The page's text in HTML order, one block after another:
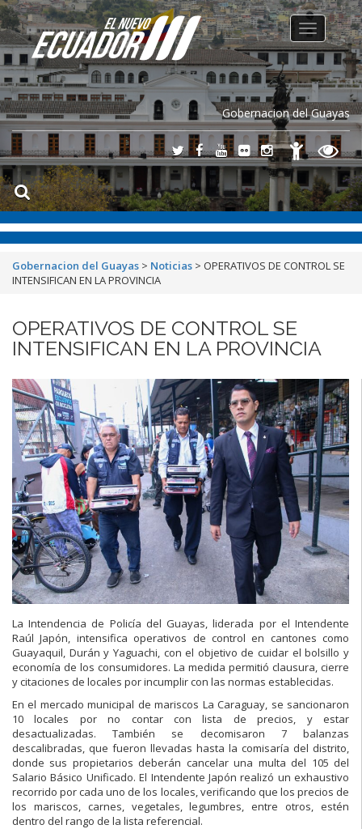
Gobernacion del Guayas
Toggle
navigation
Gobernacion del Guayas > Noticias > OPERATIVOS DE CONTROL SE
INTENSIFICAN EN LA PROVINCIA
OPERATIVOS DE CONTROL SE
INTENSIFICAN EN LA PROVINCIA
La Intendencia de Policía del Guayas, liderada por el Intendente
Raúl Japón, intensifica operativos de control en cantones como
Guayaquil, Durán y Yaguachi, con el objetivo de cuidar el bolsillo y
economía de los consumidores. La medida permitió clausura, cierre
y citaciones de locales por incumplir con las normas establecidas.
En el mercado municipal de mariscos La Caraguay, se sancionaron
10 locales por no contar con lista de precios, y estar
desactualizadas. También se decomisaron 7 balanzas
descalibradas, que fueron llevadas hasta la comisaría del distrito,
donde sus propietarios deberán cancelar una multa del 105 del
Salario Básico Unificado. El Intendente Japón realizó un exhaustivo
recorrido por cada uno de los locales, verificando que los precios de
los mariscos, carnes, vegetales, legumbres, entre otros, estén
dentro del rango de la lista referencial.